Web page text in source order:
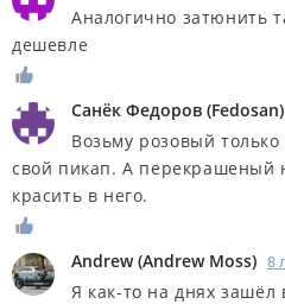
Аналогично затюнить
дешевле
Санёк Федоров (Fedosan)
Возьму розовый только
свой пикап. А перекрашеный
красить в него.
Andrew(Andrew Moss) 8
Я как-то на днях